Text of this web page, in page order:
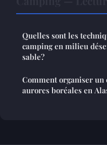
Quelles sont les
camping en milieu
sable?
Comment organiser
aurores boréales en